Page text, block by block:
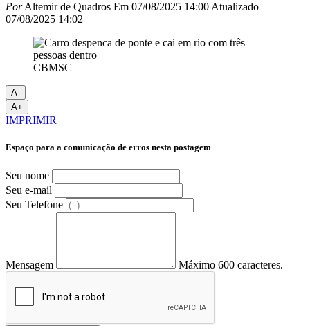
PorAltemir de Quadros Em 07/08/2025 14:00 Atualizado
07/08/2025 14:02
CBMSC
A-
A+
IMPRIMIR
Espaço para a comunicação de erros nesta postagem
Seu nome
Seu e-mail
Seu Telefone
Mensagem Máximo 600 caracteres.